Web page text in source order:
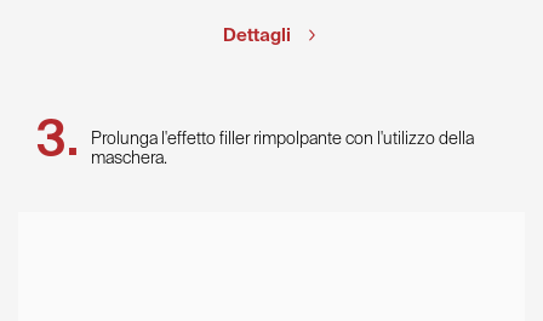
Dettagli
Prolunga l'effetto filler rimpolpante con l'utilizzo della
maschera.